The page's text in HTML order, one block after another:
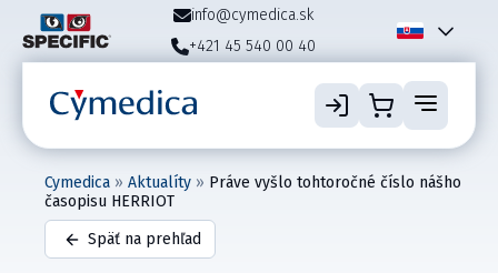
info@cymedica.sk
+421 45 540 00 40
Cymedica » Aktualíty » Práve vyšlo tohtoročné číslo nášho
časopisu HERRIOT
Späť na prehľad